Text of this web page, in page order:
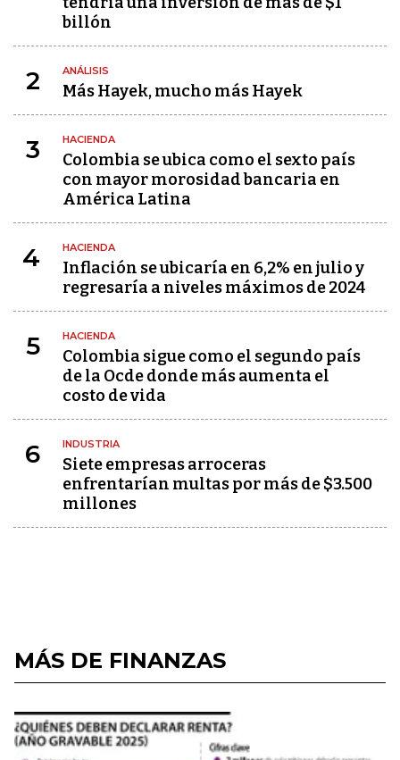
billón
2 ANÁLISIS
Más Hayek, mucho más Hayek
3 HACIENDA
Colombia se ubica como el sexto país
con mayor morosidad bancaria en
América Latina
4 HACIENDA
Inflación se ubicaría en 6,2% en julio y
regresaría a niveles máximos de 2024
5 HACIENDA
Colombia sigue como el segundo país
de la Ocde donde más aumenta el
costo de vida
6 INDUSTRIA
Siete empresas arroceras
enfrentarían multas por más de $3.500
millones
MÁS DE FINANZAS